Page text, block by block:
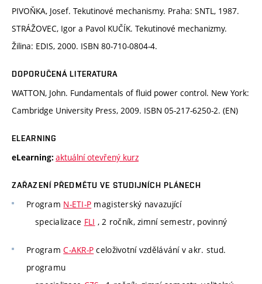
PIVOŇKA, Josef. Tekutinové mechanismy. Praha: SNTL, 1987.
STRÁŽOVEC, Igor a Pavol KUČÍK. Tekutinové mechanizmy.
Žilina: EDIS, 2000. ISBN 80-710-0804-4.
DOPORUČENÁ LITERATURA
WATTON, John. Fundamentals of fluid power control. New York:
Cambridge University Press, 2009. ISBN 05-217-6250-2. (EN)
ELEARNING
eLearning: aktuální otevřený kurz
ZAŘAZENÍ PŘEDMĚTU VE STUDIJNÍCH PLÁNECH
Program N-ETI-P magisterský navazující
specializace FLI , 2 ročník, zimní semestr, povinný
ProgramC-AKR-P celoživotní vzdělávání v akr. stud.
programu